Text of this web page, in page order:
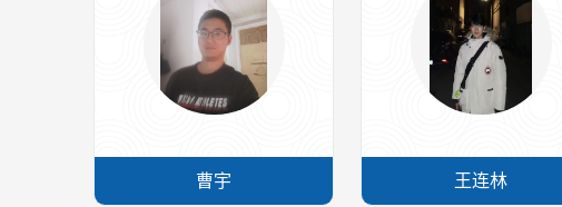
曹宇 王连林